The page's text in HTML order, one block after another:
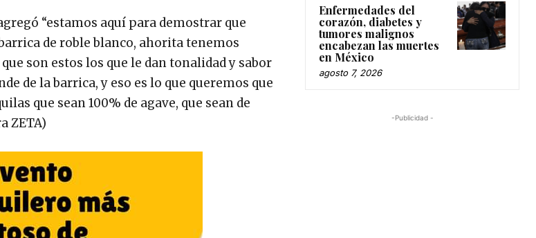
“estamos aquí para demostrar que
de roble blanco, ahorita tenemos
son estos los que le dan tonalidad y sabor
de la barrica, y eso es lo que queremos que
que sean 100% de agave, que sean de
ZETA)
Enfermedades del
corazón, diabetes y
tumores malignos
encabezan las muertes
en México
agosto 7, 2026
-Publicidad -